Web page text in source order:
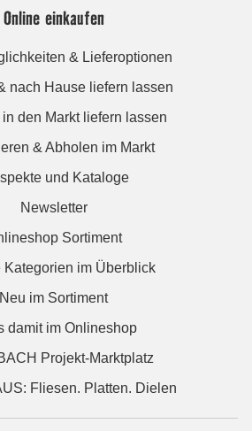
Online einkaufen
& Lieferoptionen
nach Hause liefern lassen
in den Markt liefern lassen
& Abholen im Markt
und Kataloge
Newsletter
Sortiment
Kategorien im Überblick
Neu im Sortiment
damit im Onlineshop
Projekt-Marktplatz
Fliesen. Platten. Dielen